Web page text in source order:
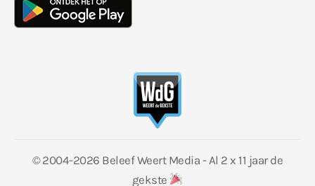
© 2004-2026 Beleef Weert Media - Al 2 x 11 jaar de
gekste